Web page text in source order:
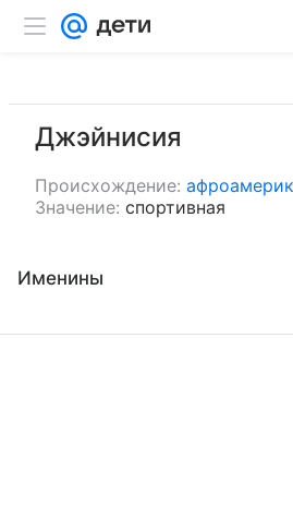
Джэйнисия
Происхождение:
Значение: спортивная
Именины